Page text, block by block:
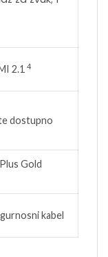
2.1 4
dostupno
Gold
kabel